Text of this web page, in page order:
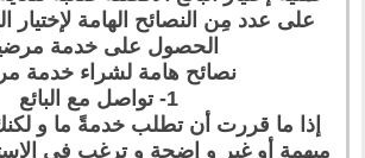
على عدد مِن النصائح الهامة لإختيار
الحصول على خدمة
نصائح هامة لشراء خدمة
1- تواصل مع البائع
إذا ما قررت أن تطلب خدمةً ما و
مبهمة أو غير و اضحة و ترغب في